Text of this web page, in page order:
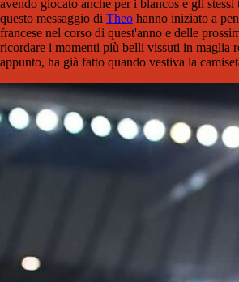
avendo giocato anche per i blancos e gli
questo messaggio di Theo hanno iniziato a
francese nel corso di quest'anno e delle
ricordare i momenti più belli vissuti in maglia
appunto, ha già fatto quando vestiva la